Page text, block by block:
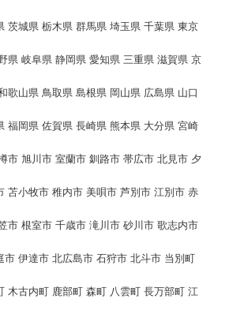
茨城県 栃木県 群馬県 埼玉県 千葉県 東京
県 岐阜県 静岡県 愛知県 三重県 滋賀県 京
歌山県 鳥取県 島根県 岡山県 広島県 山口
福岡県 佐賀県 長崎県 熊本県 大分県 宮崎
市 旭川市 室蘭市 釧路市 帯広市 北見市 夕
苫小牧市 稚内市 美唄市 芦別市 江別市 赤
市 根室市 千歳市 滝川市 砂川市 歌志内市
市 伊達市 北広島市 石狩市 北斗市 当別町
木古内町 鹿部町 森町 八雲町 長万部町 江